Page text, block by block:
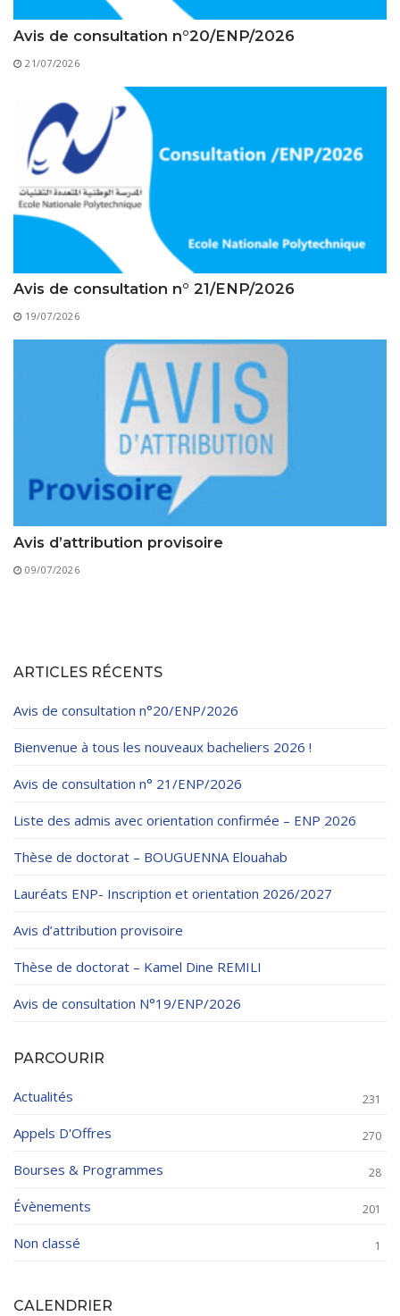
Classes Préparatoires
Programmes Pédagogiques
Diplômes
Imprimés des œuvres Sociales
Imprimes de post graduation
Charte de Déontologie et D’éthique Universitaires
Avis de consultation n°20/ENP/2026
21/07/2026
Avis de consultation n° 21/ENP/2026
19/07/2026
Avis d’attribution provisoire
09/07/2026
ARTICLES RÉCENTS
Avis de consultation n°20/ENP/2026
Bienvenue à tous les nouveaux bacheliers 2026 !
Avis de consultation n° 21/ENP/2026
Liste des admis avec orientation confirmée – ENP 2026
Thèse de doctorat – BOUGUENNA Elouahab
Lauréats ENP- Inscription et orientation 2026/2027
Avis d’attribution provisoire
Thèse de doctorat – Kamel Dine REMILI
Avis de consultation N°19/ENP/2026
PARCOURIR
Actualités 231
Appels D'Offres 270
Bourses & Programmes 28
Évènements 201
Non classé 1
CALENDRIER